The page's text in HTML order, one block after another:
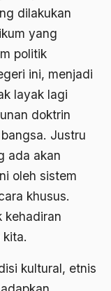
dilakukan
yang
politik
ini, menjadi
layak lagi
doktrin
Justru
ada akan
oleh sistem
khusus.
kehadiran
kultural, etnis